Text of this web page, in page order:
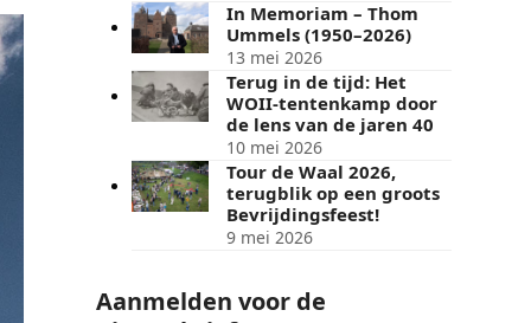
In Memoriam – Thom
Ummels (1950–2026)
13 mei 2026
Terug in de tijd: Het
WOII-tentenkamp door
de lens van de jaren 40
10 mei 2026
Tour de Waal 2026,
terugblik op een groots
Bevrijdingsfeest!
9 mei 2026
Aanmelden voor de